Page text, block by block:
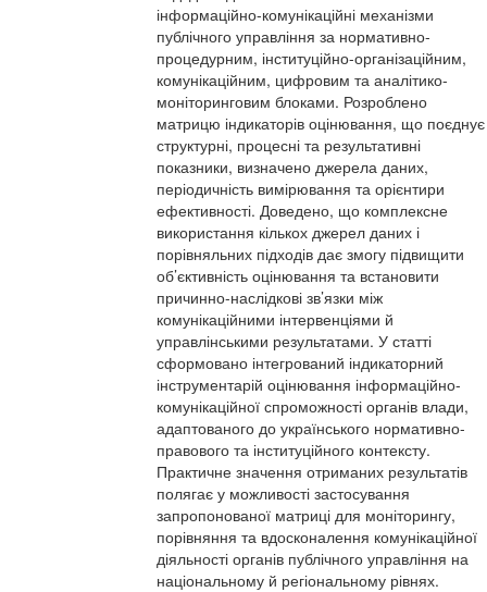
інформаційно-комунікаційні механізми
публічного управління за нормативно-
процедурним, інституційно-організаційним,
комунікаційним, цифровим та аналітико-
моніторинговим блоками. Розроблено
матрицю індикаторів оцінювання, що поєднує
структурні, процесні та результативні
показники, визначено джерела даних,
періодичність вимірювання та орієнтири
ефективності. Доведено, що комплексне
використання кількох джерел даних і
порівняльних підходів дає змогу підвищити
об’єктивність оцінювання та встановити
причинно-наслідкові зв’язки між
комунікаційними інтервенціями й
управлінськими результатами. У статті
сформовано інтегрований індикаторний
інструментарій оцінювання інформаційно-
комунікаційної спроможності органів влади,
адаптованого до українського нормативно-
правового та інституційного контексту.
Практичне значення отриманих результатів
полягає у можливості застосування
запропонованої матриці для моніторингу,
порівняння та вдосконалення комунікаційної
діяльності органів публічного управління на
національному й регіональному рівнях.